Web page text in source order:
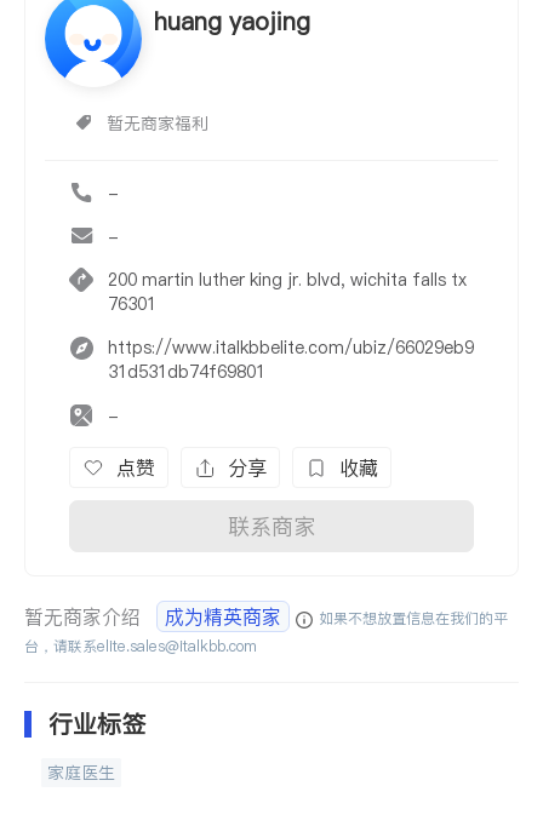
huang yaojing
暂无商家福利
-
-
200 martin luther king jr. blvd, wichita falls tx
76301
https://www.italkbbelite.com/ubiz/66029eb9
31d531db74f69801
-
点赞 分享 收藏
联系商家
暂无商家介绍 成为精英商家
如果不想放置信息在我们的平
台，请联系elite.sales@italkbb.com
行业标签
家庭医生